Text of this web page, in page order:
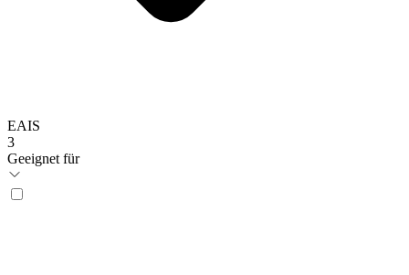
EAIS
3
Geeignet für